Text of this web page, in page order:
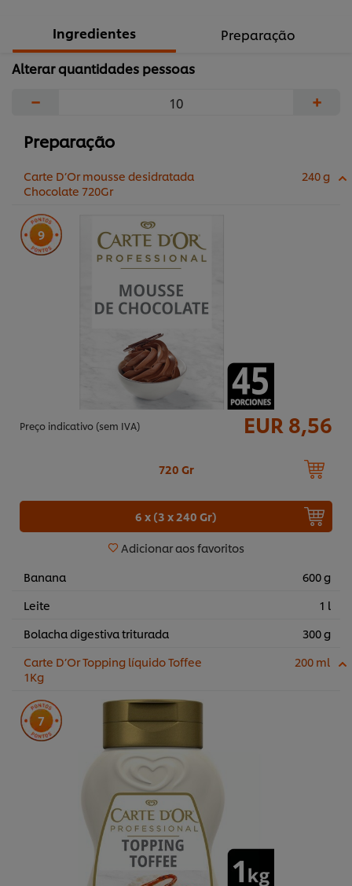
Ingredientes
Preparação
Alterar quantidades pessoas
− +
Preparação
Carte D’Or mousse desidratada
Chocolate 720Gr
240 g
9
Preço indicativo (sem IVA) EUR 8,56
720 Gr
6 x (3 x 240 Gr)
Adicionar aos favoritos
Banana
600 g
Leite
1 l
Bolacha digestiva triturada
300 g
Carte D’Or Topping líquido Toffee
1Kg
200 ml
7